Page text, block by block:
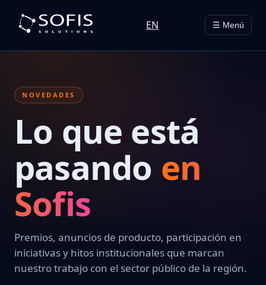
EN ☰ Menú
NOVEDADES
Lo que está
pasando en
Sofis
Premios, anuncios de producto, participación en
iniciativas y hitos institucionales que marcan
nuestro trabajo con el sector público de la región.